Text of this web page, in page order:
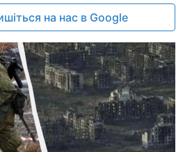
на нас в Google